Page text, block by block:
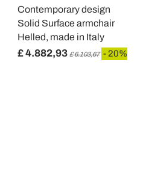
Contemporary design
Solid Surface armchair
Helled, made in Italy
£ 4.882,93 £ 6.103,67 - 20%